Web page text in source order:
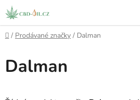
Přejít
na
obsah
Domů
/ Prodávané značky / Dalman
Dalman